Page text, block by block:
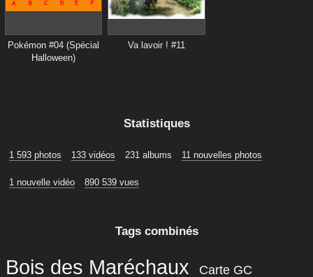
Pokémon #04 (Spécial
Halloween)
Va lavoir ! #11
Statistiques
1 593 photos 133 vidéos 231 albums 11 nouvelles photos
1 nouvelle vidéo 890 539 vues
Tags combinés
Bois des Maréchaux Carte GC